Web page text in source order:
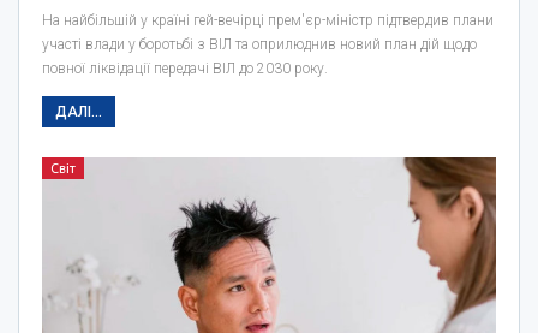
На найбільшій у країні гей-вечірці прем'єр-міністр підтвердив плани
участі влади у боротьбі з ВІЛ та оприлюднив новий план дій щодо
повної ліквідації передачі ВІЛ до 2030 року.
ДАЛІ...
Світ